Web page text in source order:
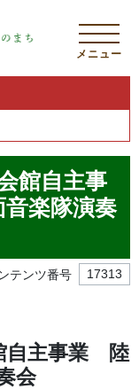
メニュー
館自主事
楽隊演奏
テンツ番号 17313
自主事業 陸
会